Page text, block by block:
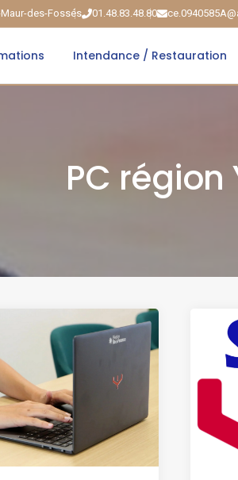
Maur-des-Fossés 01.48.83.48.80
Intendance / Restauration
PC région